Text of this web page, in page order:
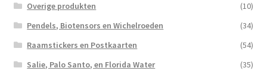
Overige produkten
(10)
Pendels, Biotensors en Wichelroeden
(34)
Raamstickers en Postkaarten
(54)
Salie, Palo Santo, en Florida Water
(35)